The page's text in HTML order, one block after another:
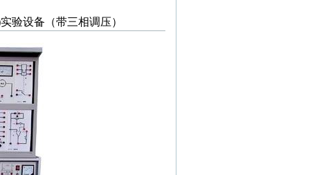
验设备（带三相调压）